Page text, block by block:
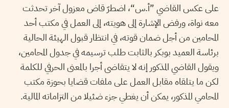
على عكس القاضي ”أ.س“، اضطرّ قاض معزول آخر تحدثت
معه نواة، ورفض الإشارة إلى هويته، إلى العمل في مكتب أحد
المحامين من أجل ضمان قوته، في انتظار قبول الهيئة الحالية
برئاسة العميد بوبكر بالثابت طلب ترسيمه في جدول المحامين،
ويقول القاضي المذكور إنه لا يتقاضى أجرا بالمعنى الحرفي للكلمة
لكن ما يتلقاه مقابل العمل على ملفات قضايا بحوزة مكتب
المحامي المذكور، يمكن أن يغطي جزء ضئيلا من التزاماته المالية.